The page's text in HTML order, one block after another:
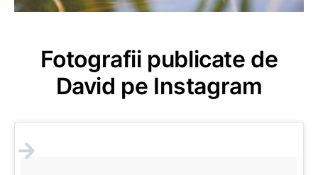
Fotografii publicate de
David pe Instagram